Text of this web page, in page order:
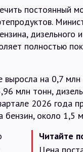
постоянный
дизельного
полностью
выросла на 0,7
млн тонн,
2026 года
около 1,5
Читайте